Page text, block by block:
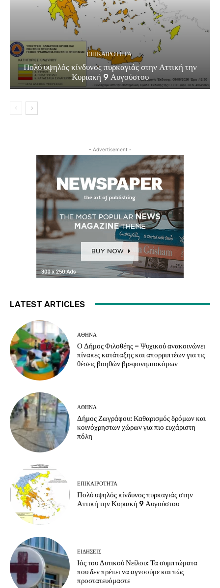
ΕΠΙΚΑΙΡΟΤΗΤΑ
Πολύ υψηλός κίνδυνος πυρκαγιάς στην Αττική την
Κυριακή 9 Αυγούστου
- Advertisement -
LATEST ARTICLES
ΑΘΗΝΑ
Ο Δήμος Φιλοθέης – Ψυχικού ανακοινώνει
πίνακες κατάταξης και απορριπτέων για τις
θέσεις βοηθών βρεφονηπιοκόμων
ΑΘΗΝΑ
Δήμος Ζωγράφου: Καθαρισμός δρόμων και
κοινόχρηστων χώρων για πιο ευχάριστη
πόλη
ΕΠΙΚΑΙΡΟΤΗΤΑ
Πολύ υψηλός κίνδυνος πυρκαγιάς στην
Αττική την Κυριακή 9 Αυγούστου
ΕΙΔΗΣΕΙΣ
Ιός του Δυτικού Νείλου: Τα συμπτώματα
που δεν πρέπει να αγνοούμε και πώς
προστατευόμαστε